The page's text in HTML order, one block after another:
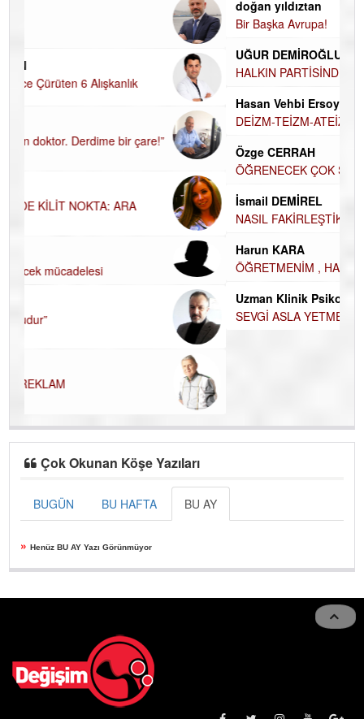
HALKIN PARTİSİNDE YENİ YÖNETİM BELİRLENDİ…
DEİZM-TEİZM-ATEİZM-PANTEİZM’E BAKIŞ
Özge CERRAH
İsmail DEMİREL
ÖĞRETMENİM , HAKKINI NASIL ÖDERİM !
Uzman Klinik Psikolog Erkan EZERÇE
Çok Okunan Köşe Yazıları
BUGÜN BU HAFTA BU AY
» Henüz BU AY Yazı Görünmüyor